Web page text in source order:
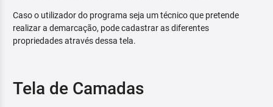
Caso o utilizador do programa seja um técnico que pretende
realizar a demarcação, pode cadastrar as diferentes
propriedades através dessa tela.
Tela de Camadas